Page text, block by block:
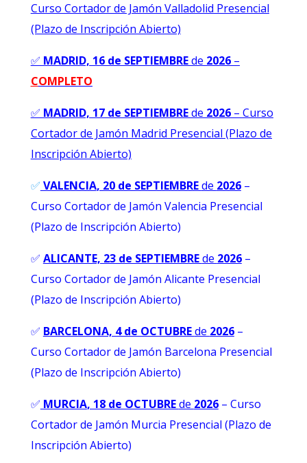
Curso Cortador de Jamón Valladolid Presencial
(Plazo de Inscripción Abierto)
✅ MADRID, 16 de SEPTIEMBREde 2026–
COMPLETO
✅ MADRID, 17 de SEPTIEMBREde 2026– Curso
Cortador de Jamón Madrid Presencial (Plazo de
Inscripción Abierto)
✅ VALENCIA, 20 de SEPTIEMBREde 2026–
Curso Cortador de Jamón Valencia Presencial
(Plazo de Inscripción Abierto)
✅ ALICANTE, 23 de SEPTIEMBREde 2026–
Curso Cortador de Jamón Alicante Presencial
(Plazo de Inscripción Abierto)
✅ BARCELONA, 4 de OCTUBREde 2026–
Curso Cortador de Jamón Barcelona Presencial
(Plazo de Inscripción Abierto)
✅ MURCIA, 18 de OCTUBREde 2026– Curso
Cortador de Jamón Murcia Presencial (Plazo de
Inscripción Abierto)